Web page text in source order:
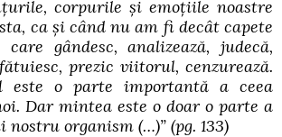
corpurile și emoțiile noastre
ca și când nu am fi decât capete
care gândesc, analizează, judecă,
prezic viitorul, cenzurează.
este o parte importantă a ceea
Dar mintea este o doar o parte a
nostru organism (…)” (pg. 133)